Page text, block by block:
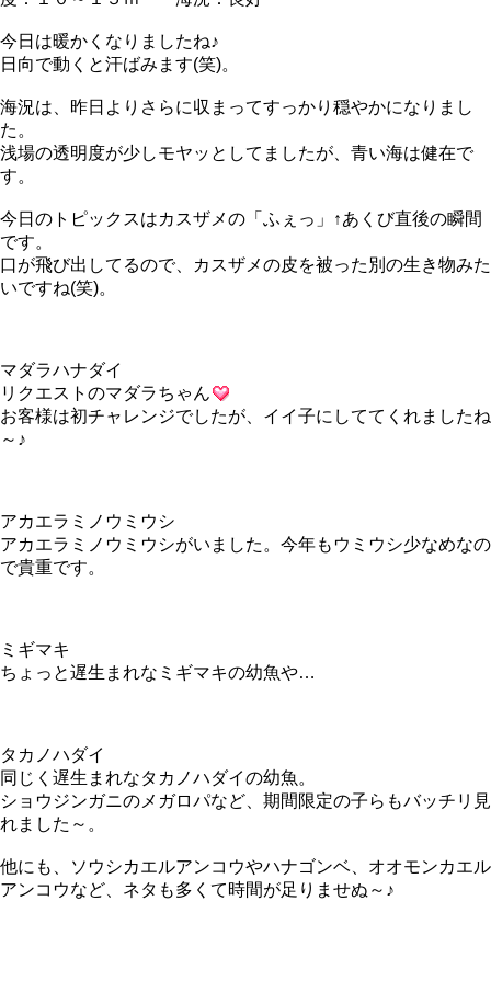
今日は暖かくなりましたね♪
日向で動くと汗ばみます(笑)。
海況は、昨日よりさらに収まってすっかり穏やかになりまし
た。
浅場の透明度が少しモヤッとしてましたが、青い海は健在で
す。
今日のトピックスはカスザメの「ふぇっ」↑あくび直後の瞬間
です。
口が飛び出してるので、カスザメの皮を被った別の生き物みた
いですね(笑)。
マダラハナダイ
リクエストのマダラちゃん
お客様は初チャレンジでしたが、イイ子にしててくれましたね
～♪
アカエラミノウミウシ
アカエラミノウミウシがいました。今年もウミウシ少なめなの
で貴重です。
ミギマキ
ちょっと遅生まれなミギマキの幼魚や…
タカノハダイ
同じく遅生まれなタカノハダイの幼魚。
ショウジンガニのメガロパなど、期間限定の子らもバッチリ見
れました～。
他にも、ソウシカエルアンコウやハナゴンベ、オオモンカエル
アンコウなど、ネタも多くて時間が足りませぬ～♪